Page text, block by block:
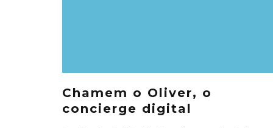
Chamem o Oliver, o
concierge digital